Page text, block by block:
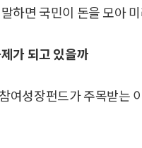
하면 국민이 돈을 모아
가 되고 있을까
여성장펀드가 주목받는